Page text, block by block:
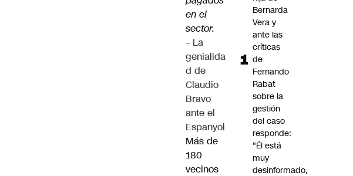
en el
sector.
– La
genialida
d de
Claudio
Bravo
ante el
Espanyol
Más de
180
vecinos
Bernarda
Vera y
ante las
críticas
de
Fernando
Rabat
sobre la
gestión
del caso
responde:
"Él está
muy
desinformado,